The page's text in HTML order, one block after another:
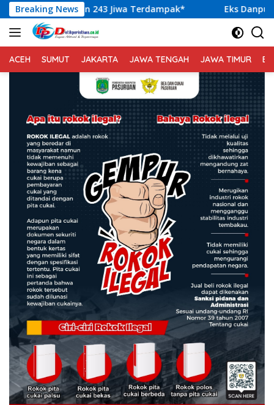
Langsung
ke
konten
Breaking News
243 Jiwa Terdampak* Eks Danpuspom TNI Nazali
ACEH SUMUT JAKARTA JAWA TENGAH JAWA TIMUR